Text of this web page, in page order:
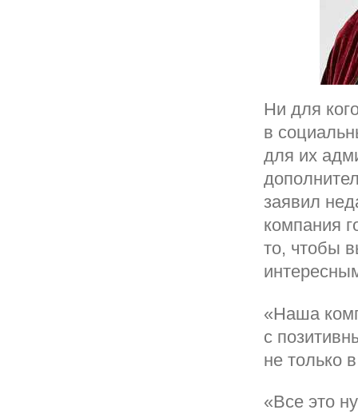
Ни для
в
для их
заявил
компания
то, чтобы
«Наша
с
не только
«Все это